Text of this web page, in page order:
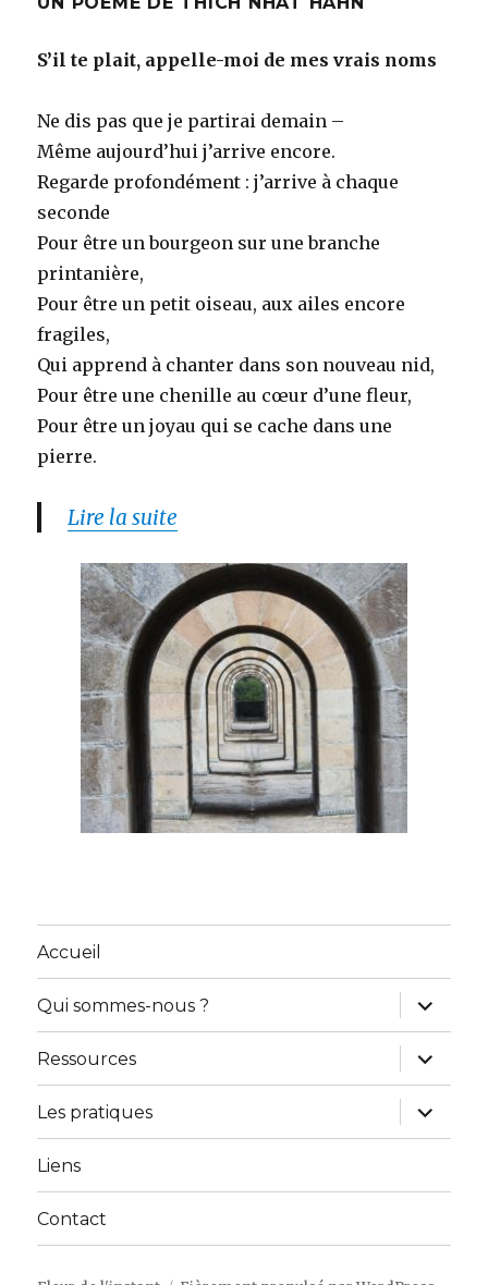
S’il te plait, appelle-moi de mes vrais noms
Ne dis pas que je partirai demain –
Même aujourd’hui j’arrive encore.
Regarde profondément : j’arrive à chaque
seconde
Pour être un bourgeon sur une branche
printanière,
Pour être un petit oiseau, aux ailes encore
fragiles,
Qui apprend à chanter dans son nouveau nid,
Pour être une chenille au cœur d’une fleur,
Pour être un joyau qui se cache dans une
pierre.
Lire la suite
Accueil
Qui sommes-nous ?
ouvrir
le
sous-
menu
Ressources
ouvrir
le
sous-
menu
Les pratiques
ouvrir
le
sous-
Liens
Contact